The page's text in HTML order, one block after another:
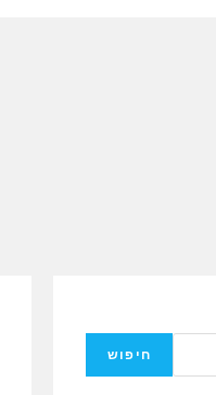
חיפוש